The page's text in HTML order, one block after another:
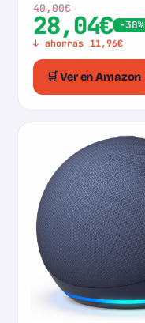
40,00€
28,04€ -30%
↓ ahorras 11,96€
🛒 Ver en Amazon